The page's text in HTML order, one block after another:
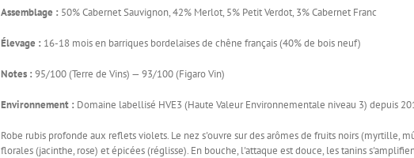
Assemblage : 50% Cabernet Sauvignon, 42% Merlot, 5% Petit Verdot, 3% Cabernet Franc
Élevage : 16-18 mois en barriques bordelaises de chêne français (40% de bois neuf)
Notes : 95/100 (Terre de Vins) — 93/100 (Figaro Vin)
Environnement : Domaine labellisé HVE3 (Haute Valeur Environnementale niveau 3) depuis
Robe rubis profonde aux reflets violets. Le nez s'ouvre sur des arômes de fruits noirs (myrtille,
florales (jacinthe, rose) et épicées (réglisse). En bouche, l'attaque est douce, les tanins